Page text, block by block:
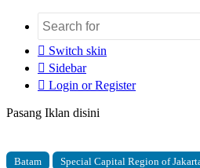
Switch skin
Sidebar
Login or Register
Pasang Iklan disini
Batam Special Capital Region of